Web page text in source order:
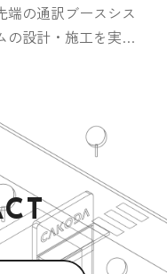
端の通訳ブースシス
の設計・施工を実施
にし、高い遮音性と
アな音声で質の高い
環境を提供します。